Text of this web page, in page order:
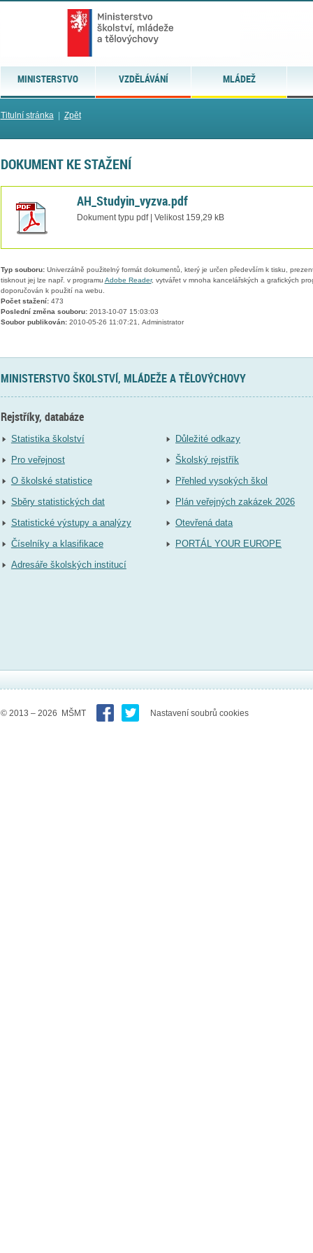
MINISTERSTVO VZDĚLÁVÁNÍ MLÁDEŽ
Titulní stránka| Zpět
DOKUMENT KE STAŽENÍ
AH_Studyin_vyzva.pdf
Dokument typu pdf | Velikost 159,29 kB
Typ souboru:Univerzálně použitelný formát dokumentů, který je určen především k tisku,
tisknout jej lze např. v programu Adobe Reader, vytvářet v mnoha kancelářských a grafických
doporučován k použití na webu.
Počet stažení:473
Poslední změna souboru:2013-10-07 15:03:03
Soubor publikován:2010-05-26 11:07:21, Administrator
MINISTERSTVO ŠKOLSTVÍ, MLÁDEŽE A TĚLOVÝCHOVY
Rejstříky, databáze
Statistika školství
Pro veřejnost
O školské statistice
Sběry statistických dat
Statistické výstupy a analýzy
Číselníky a klasifikace
Adresáře školských institucí
Důležité odkazy
Školský rejstřík
Přehled vysokých škol
Plán veřejných zakázek 2026
Otevřená data
PORTÁL YOUR EUROPE
© 2013 – 2026 MŠMT Nastavení soubrů cookies